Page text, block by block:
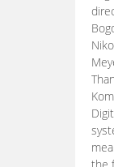
the